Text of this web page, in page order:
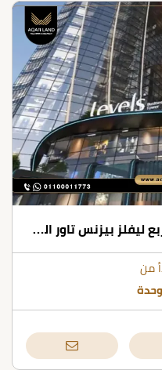
محل تجاري بمساحة 36 متر مربع ليفلز بيزنس تاور العاصمة الإدارية الجديدة
من